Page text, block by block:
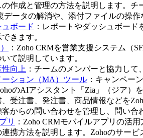
の作成と管理の方法を説明します。
データの解消や、添付ファイルの操
ボード ：レポートやダッシュボー
きます。
：Zoho CRMを営業支援システム（
て説明しています。
向上 ：チームのメンバーと協力して
ション（MA）ツール ：キャンペー
のAIアシスタント「Zia」（ジア）
、受注書、発注書、商品情報などを
客からの問い合わせを管理し、問い
リ
：Zoho CRMモバイルアプリの活
連携方法を説明します。Zohoのサー